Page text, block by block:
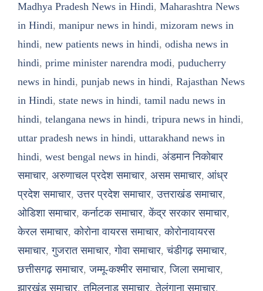
Madhya Pradesh News in Hindi, Maharashtra News
in Hindi, manipur news in hindi, mizoram news in
hindi, new patients news in hindi, odisha news in
hindi, prime minister narendra modi, puducherry
news in hindi, punjab news in hindi, Rajasthan News
in Hindi, state news in hindi, tamil nadu news in
hindi, telangana news in hindi, tripura news in hindi,
uttar pradesh news in hindi, uttarakhand news in
hindi, west bengal news in hindi, अंडमान निकोबार
समाचार, अरुणाचल प्रदेश समाचार, असम समाचार, आंध्र
प्रदेश समाचार,उत्तर प्रदेश समाचार,उत्तराखंड समाचार,
ओडिशा समाचार,कर्नाटक समाचार,केंद्र सरकार समाचार,
केरल समाचार,कोरोना वायरस समाचार,कोरोनावायरस
समाचार,गुजरात समाचार,गोवा समाचार,चंडीगढ़ समाचार,
छत्तीसगढ़ समाचार,जम्मू-कश्मीर समाचार,जिला समाचार,
झारखंड समाचार,तमिलनाडु समाचार,तेलंगाना समाचार,